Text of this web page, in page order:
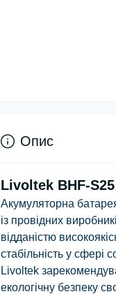
Опис
Livoltek BHF-
Акумуляторна
із провідних
відданістю
стабільність у сфері
Livoltek
екологічну безпеку